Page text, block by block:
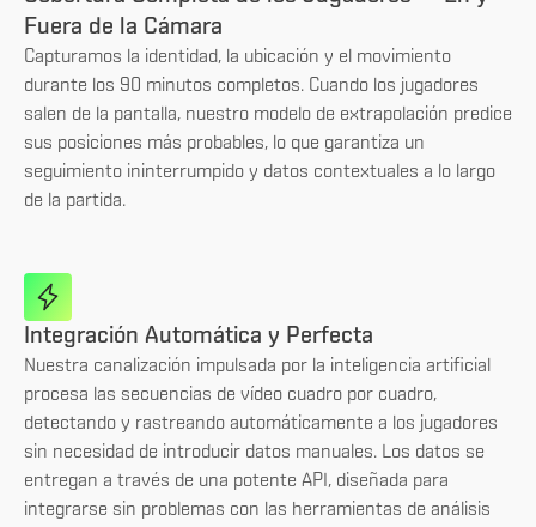
Fuera de la Cámara
Capturamos la identidad, la ubicación y el movimiento
durante los 90 minutos completos. Cuando los jugadores
salen de la pantalla, nuestro modelo de extrapolación predice
sus posiciones más probables, lo que garantiza un
seguimiento ininterrumpido y datos contextuales a lo largo
de la partida.
Integración Automática y Perfecta
Nuestra canalización impulsada por la inteligencia artificial
procesa las secuencias de vídeo cuadro por cuadro,
detectando y rastreando automáticamente a los jugadores
sin necesidad de introducir datos manuales. Los datos se
entregan a través de una potente API, diseñada para
integrarse sin problemas con las herramientas de análisis